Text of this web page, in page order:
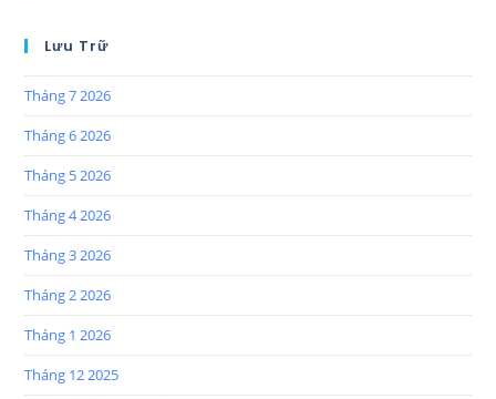
Lưu Trữ
Tháng 7 2026
Tháng 6 2026
Tháng 5 2026
Tháng 4 2026
Tháng 3 2026
Tháng 2 2026
Tháng 1 2026
Tháng 12 2025